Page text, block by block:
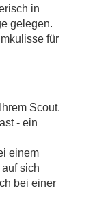
in
gelegen.
für
Scout.
- ein
einem
sich
bei einer